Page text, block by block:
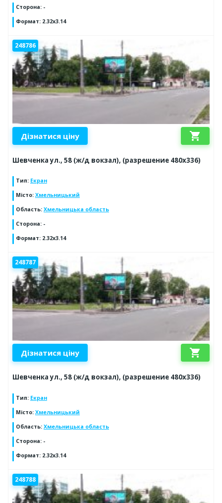
Сторона: -
Формат: 2.32x3.14
248786
Дізнатися ціну shopping_cart
Шевченка ул., 58 (ж/д вокзал), (разрешение 480х336)
Тип: Екран
Місто: Хмельницький
Область: Хмельницька область
Сторона: -
Формат: 2.32x3.14
248787
Дізнатися ціну shopping_cart
Шевченка ул., 58 (ж/д вокзал), (разрешение 480х336)
Тип: Екран
Місто: Хмельницький
Область: Хмельницька область
Сторона: -
Формат: 2.32x3.14
248788